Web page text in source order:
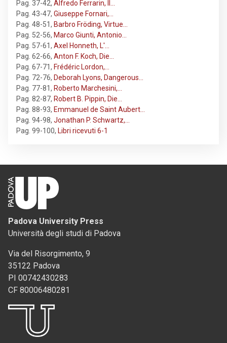
Pag. 37-42, Alfredo Ferrarin, Il…
Pag. 43-47, Giuseppe Fornari,…
Pag. 48-51, Barbro Fröding, Virtue…
Pag. 52-56, Marco Giunti, Antonio…
Pag. 57-61, Axel Honneth, L'…
Pag. 62-66, Anton F. Koch, Die…
Pag. 67-71, Frédéric Lordon,…
Pag. 72-76, Deborah Lyons, Dangerous…
Pag. 77-81, Roberto Marchesini,…
Pag. 82-87, Robert B. Pippin, Die…
Pag. 88-93, Emmanuel de Saint Aubert…
Pag. 94-98, Jonathan P. Schwartz,…
Pag. 99-100, Libri ricevuti 6-1
Padova University Press
Università degli studi di Padova
Via del Risorgimento, 9
35122 Padova
PI 00742430283
CF 80006480281